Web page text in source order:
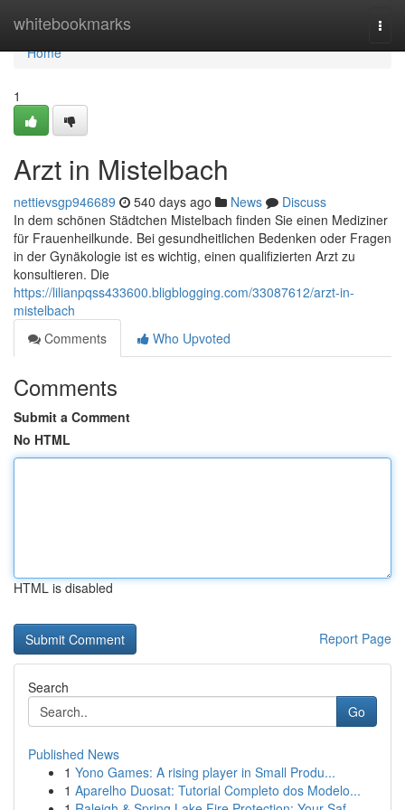
whitebookmarks
Home
Home
1
Arzt in Mistelbach
nettievsgp946689 540 days ago News
Discuss
In dem schönen Städtchen Mistelbach finden Sie einen Mediziner
für Frauenheilkunde. Bei gesundheitlichen Bedenken oder Fragen
in der Gynäkologie ist es wichtig, einen qualifizierten Arzt zu
konsultieren. Die
https://lilianpqss433600.bligblogging.com/33087612/arzt-in-
mistelbach
Comments
Who Upvoted
Comments
Submit a Comment
No HTML
HTML is disabled
Report Page
Search
Go
Published News
1 Yono Games: A rising player in Small Produ...
1 Aparelho Duosat: Tutorial Completo dos Modelo...